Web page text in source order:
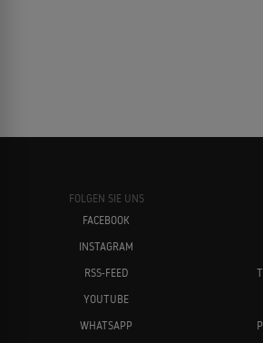
FOLGEN SIE UNS
FACEBOOK
INSTAGRAM
RSS-FEED
YOUTUBE
WHATSAPP